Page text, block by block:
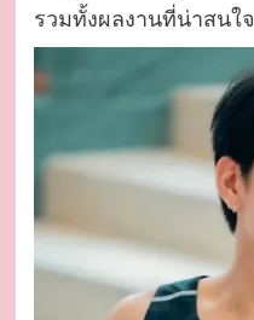
รวมทั้งผลงานที่น่าสนใ